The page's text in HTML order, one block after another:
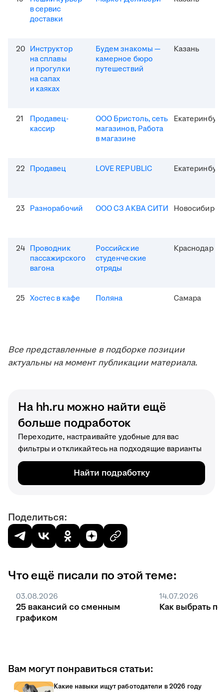
в сервис
доставки
20 Инструктор
на сплавы
и прогулки
на сапах
и каяках
Будем знакомы —
камерное бюро
путешествий
Казань
21
Продавец-
кассир
ООО Бристоль, сеть
магазинов, Работа
в магазине
22 Продавец LOVE REPUBLIC
23 Разнорабочий ООО СЗ АКВА СИТИ Новосибирск
24 Проводник
пассажирского
вагона
Российские
студенческие
отряды
Краснодар
25 Хостес в кафе Поляна Самара
Все представленные в подборке позиции
актуальны на момент публикации материала.
На hh.ru можно найти ещё
больше подработок
Переходите, настраивайте удобные для вас
фильтры и откликайтесь на подходящие варианты
Найти подработку
Поделиться:
Что ещё писали по этой теме:
03.08.2026
25 вакансий со сменным
графиком
14.07.2026
Как выбрать
Вам могут понравиться статьи:
Какие навыки ищут работодатели в 2026 году